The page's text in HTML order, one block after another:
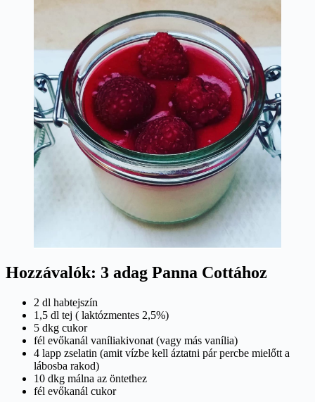
Hozzávalók: 3 adag Panna Cottához
2 dl habtejszín
1,5 dl tej ( laktózmentes 2,5%)
5 dkg cukor
fél evőkanál vaníliakivonat (vagy más vanília)
4 lapp zselatin (amit vízbe kell áztatni pár percbe mielőtt a
lábosba rakod)
10 dkg málna az öntethez
fél evőkanál cukor